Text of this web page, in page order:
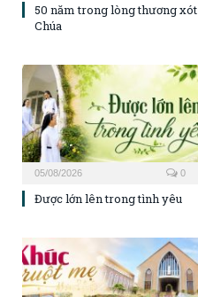
50 năm trong lòng thương xót
Chúa
05/08/2026 0
Được lớn lên trong tình yêu